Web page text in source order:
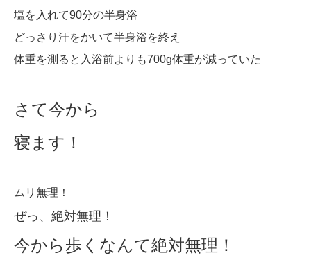
塩を入れて90分の半身浴
どっさり汗をかいて半身浴を終え
体重を測ると入浴前よりも700g体重が減っていた
さて今から
寝ます！
ムリ無理！
ぜっ、絶対無理！
今から歩くなんて絶対無理！